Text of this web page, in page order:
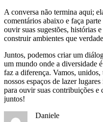
A conversa não termina aqui;
comentários abaixo e faça
ouvir suas sugestões, histórias
construir ambientes que
Juntos, podemos criar um
um mundo onde a diversidade
faz a diferença. Vamos,
nossos espaços de lazer
para ouvir suas contribuições
juntos!
Daniele